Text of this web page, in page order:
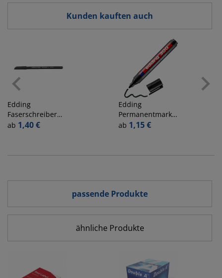
Kunden kauften auch
Edding
Faserschreiber
1300 schwarz
ab 1,40 €
Edding
Permanentmarker
300, 4-300001,
Rundspitze
ab 1,15 €
passende Produkte
ähnliche Produkte